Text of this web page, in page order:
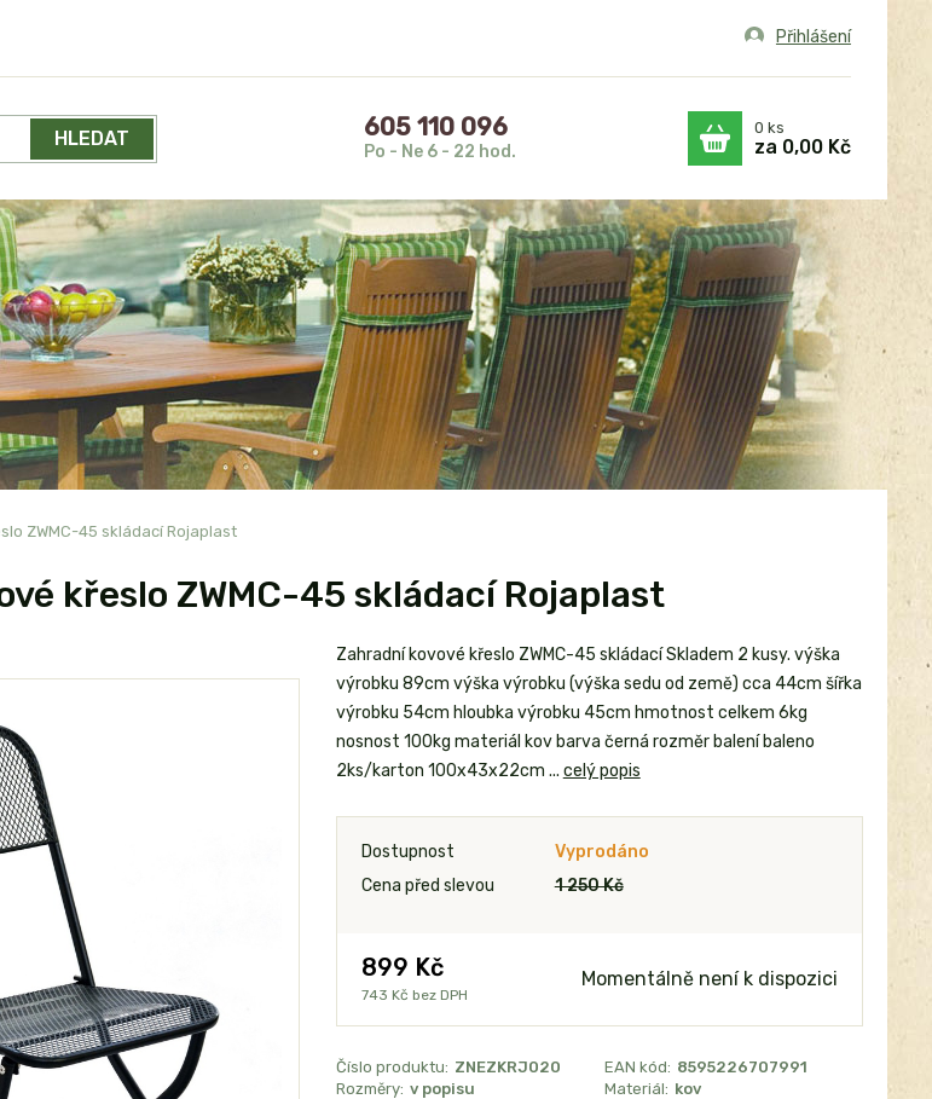
Přihlášení
HLEDAT 605 110 096
Po - Ne 6 - 22 hod.
0 ks
za 0,00 Kč
ZWMC-45 skládací Rojaplast
křeslo ZWMC-45 skládací Rojaplast
Zahradní kovové křeslo ZWMC-45 skládací Skladem 2 kusy. výška
výrobku 89cm výška výrobku (výška sedu od země) cca 44cm šířka
výrobku 54cm hloubka výrobku 45cm hmotnost celkem 6kg
nosnost 100kg materiál kov barva černá rozměr balení baleno
2ks/karton 100x43x22cm ... celý popis
Dostupnost
Vyprodáno
Cena před slevou
1 250 Kč
899 Kč
743 Kč bez DPH
Momentálně není k dispozici
Číslo produktu: ZNEZKRJ020 EAN kód: 8595226707991
Rozměry: v popisu Materiál: kov